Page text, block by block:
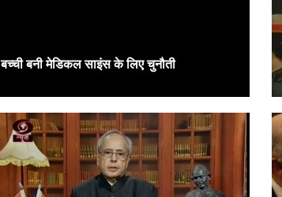
बच्ची बनी मेडिकल साइंस के लिए चुनौती